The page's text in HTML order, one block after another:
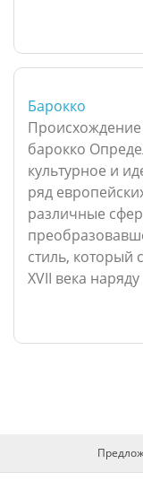
Барокко
барокко
культурное и
ряд
различные
стиль, который
XVII века наряду